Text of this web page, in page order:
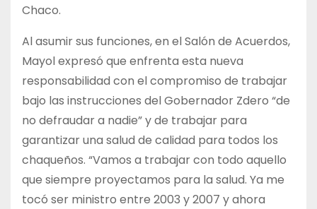
Chaco.
Al asumir sus funciones, en el Salón de Acuerdos,
Mayol expresó que enfrenta esta nueva
responsabilidad con el compromiso de trabajar
bajo las instrucciones del Gobernador Zdero “de
no defraudar a nadie” y de trabajar para
garantizar una salud de calidad para todos los
chaqueños. “Vamos a trabajar con todo aquello
que siempre proyectamos para la salud. Ya me
tocó ser ministro entre 2003 y 2007 y ahora